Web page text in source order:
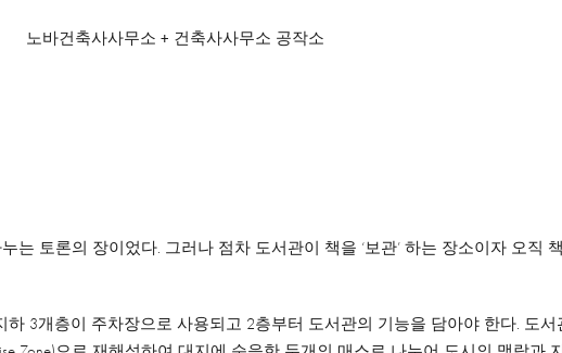
노바건축사사무소 + 건축사사무소 공작소
토론의 장이었다. 그러나 점차 도서관이 책을 ‘보관’ 하는 장소이자 오직 책
3개층이 주차장으로 사용되고 2층부터 도서관의 기능을 담아야 한다. 도서